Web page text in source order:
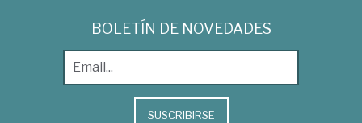
BOLETÍN DE NOVEDADES
SUSCRIBIRSE